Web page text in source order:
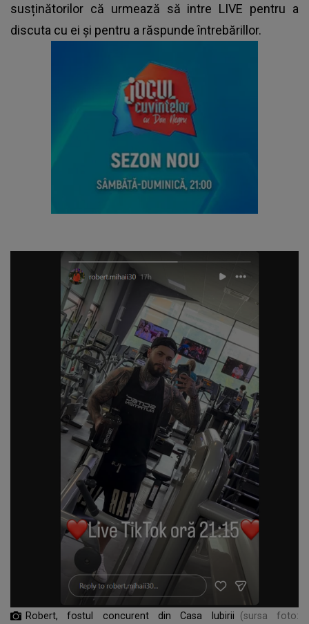
susținătorilor că urmează să intre LIVE pentru a
discuta cu ei și pentru a răspunde întrebărillor.
Robert, fostul concurent din Casa Iubirii (sursa foto: